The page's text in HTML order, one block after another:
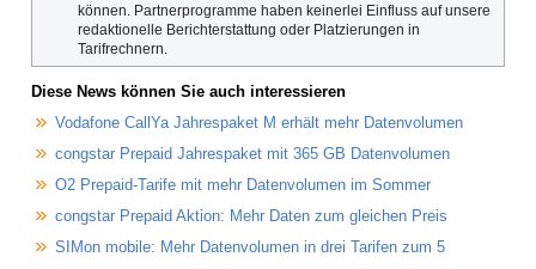
können. Partnerprogramme haben keinerlei Einfluss auf unsere
redaktionelle Berichterstattung oder Platzierungen in
Tarifrechnern.
Diese News können Sie auch interessieren
Vodafone CallYa Jahrespaket M erhält mehr Datenvolumen
congstar Prepaid Jahrespaket mit 365 GB Datenvolumen
O2 Prepaid-Tarife mit mehr Datenvolumen im Sommer
congstar Prepaid Aktion: Mehr Daten zum gleichen Preis
SIMon mobile: Mehr Datenvolumen in drei Tarifen zum 5